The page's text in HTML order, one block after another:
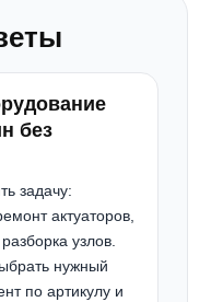
без
задачу:
актуаторов,
узлов.
нужный
по артикулу и